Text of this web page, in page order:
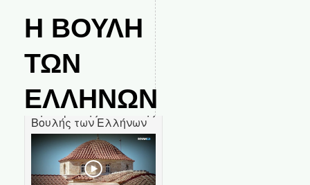
Η ΒΟΥΛΗ
ΤΩΝ
ΕΛΛΗΝΩΝ